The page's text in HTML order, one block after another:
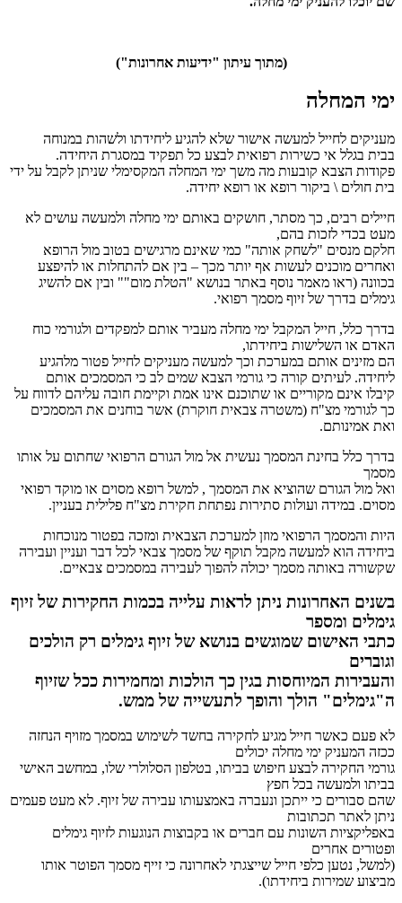
(מתוך עיתון "ידיעות אחרונות")
ימי המחלה
מעניקים לחייל למעשה אישור שלא להגיע ליחידתו ולשהות במנוחה
בבית בגלל אי כשירות רפואית לבצע כל תפקיד במסגרת היחידה.
פקודות הצבא קובעות מה משך ימי המחלה המקסימלי שניתן לקבל על ידי
בית חולים \ ביקור רופא או רופא יחידה.
חיילים רבים, כך מסתר, חושקים באותם ימי מחלה ולמעשה עושים לא
מעט בכדי לזכות בהם,
חלקם מנסים "לשחק אותה" כמי שאינם מרגישים בטוב מול הרופא
ואחרים מוכנים לעשות אף יותר מכך – בין אם להתחלות או להיפצע
בכוונה (ראו מאמר נוסף באתר בנושא "הטלת מום"" ובין אם להשיג
גימלים בדרך של זיוף מסמך רפואי.
בדרך כלל, חייל המקבל ימי מחלה מעביר אותם למפקדים ולגורמי כוח
האדם או השלישות ביחידתו,
הם מזינים אותם במערכת וכך למעשה מעניקים לחייל פטור מלהגיע
ליחידה. לעיתים קורה כי גורמי הצבא שמים לב כי המסמכים אותם
קיבלו אינם מקוריים או שתוכנם אינו אמת וקיימת חובה עליהם לדווח על
כך לגורמי מצ"ח (משטרה צבאית חוקרת) אשר בוחנים את המסמכים
ואת אמינותם.
בדרך כלל בחינת המסמך נעשית אל מול הגורם הרפואי שחתום על אותו
מסמך
ואל מול הגורם שהוציא את המסמך , למשל רופא מסוים או מוקד רפואי
מסוים. במידה ועולות סתירות נפתחת חקירת מצ"ח פלילית בעניין.
היות והמסמך הרפואי מוזן למערכת הצבאית ומזכה בפטור מנוכחות
ביחידה הוא למעשה מקבל תוקף של מסמך צבאי לכל דבר ועניין ועבירה
שקשורה באותה מסמך יכולה להפוך לעבירה במסמכים צבאיים.
בשנים האחרונות ניתן לראות עלייה בכמות החקירות של זיוף
גימלים ומספר
כתבי האישום שמוגשים בנושא של זיוף גימלים רק הולכים
וגוברים
והעבירות המיוחסות בגין כך הולכות ומחמירות ככל שזיוף
ה"גימלים" הולך והופך לתעשייה של ממש.
לא פעם כאשר חייל מגיע לחקירה בחשד לשימוש במסמך מזויף הנחזה
ככזה המעניק ימי מחלה יכולים
גורמי החקירה לבצע חיפוש בביתו, בטלפון הסלולרי שלו, במחשב האישי
בביתו ולמעשה בכל חפץ
שהם סבורים כי ייתכן ונעברה באמצעותו עבירה של זיוף. לא מעט פעמים
ניתן לאתר תכתובות
באפליקציות השונות עם חברים או בקבוצות הנוגעות לזיוף גימלים
ופטורים אחרים
(למשל, נטען כלפי חייל שייצגתי לאחרונה כי זייף מסמך הפוטר אותו
מביצוע שמירות ביחידתו).